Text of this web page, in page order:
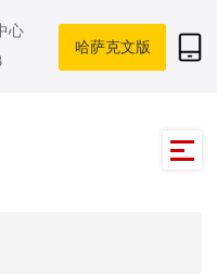
心
哈萨克文版